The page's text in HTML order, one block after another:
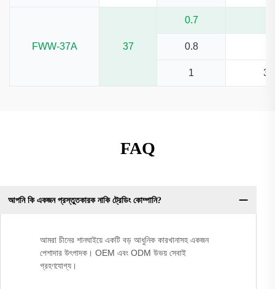
FWW-37A 37
0.7
0.8
1
FAQ
আপনি কি একজন প্রস্তুতকারক নাকি ট্রেডিং কোম্পানি?
আমরা চীনের শানঘাইয়ে একটি বড় আধুনিক কারখানাসহ একজন
পেশাদার উৎপাদক। OEM এবং ODM উভয় সেবাই
গ্রহণযোগ্য।